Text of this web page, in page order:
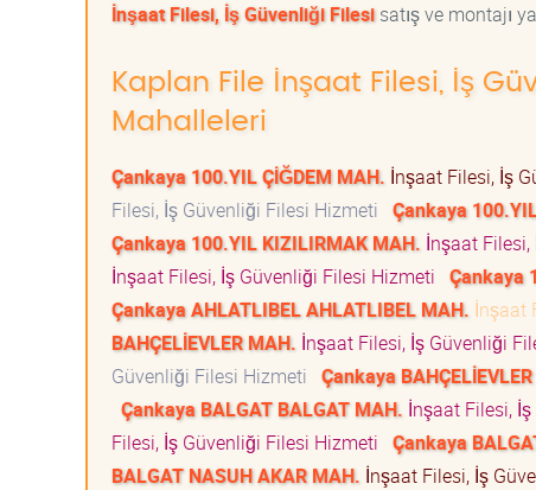
İnşaat Filesi, İş Güvenliği Filesisatış ve montajı
Kaplan File İnşaat Filesi, İş
Mahalleleri
Çankaya 100.YIL ÇİĞDEM MAH. İnşaat Filesi, İş
Filesi, İş Güvenliği Filesi Hizmeti Çankaya
Çankaya 100.YIL KIZILIRMAK MAH. İnşaat
İnşaat Filesi, İş Güvenliği Filesi Hizmeti Çankaya
Çankaya AHLATLIBEL AHLATLIBEL MAH. İnşaat
BAHÇELİEVLER MAH. İnşaat Filesi, İş Güvenliği
Güvenliği Filesi Hizmeti Çankaya
Çankaya BALGAT BALGAT MAH. İnşaat Filesi,
Filesi, İş Güvenliği Filesi Hizmeti Çankaya
BALGAT NASUH AKAR MAH. İnşaat Filesi, İş